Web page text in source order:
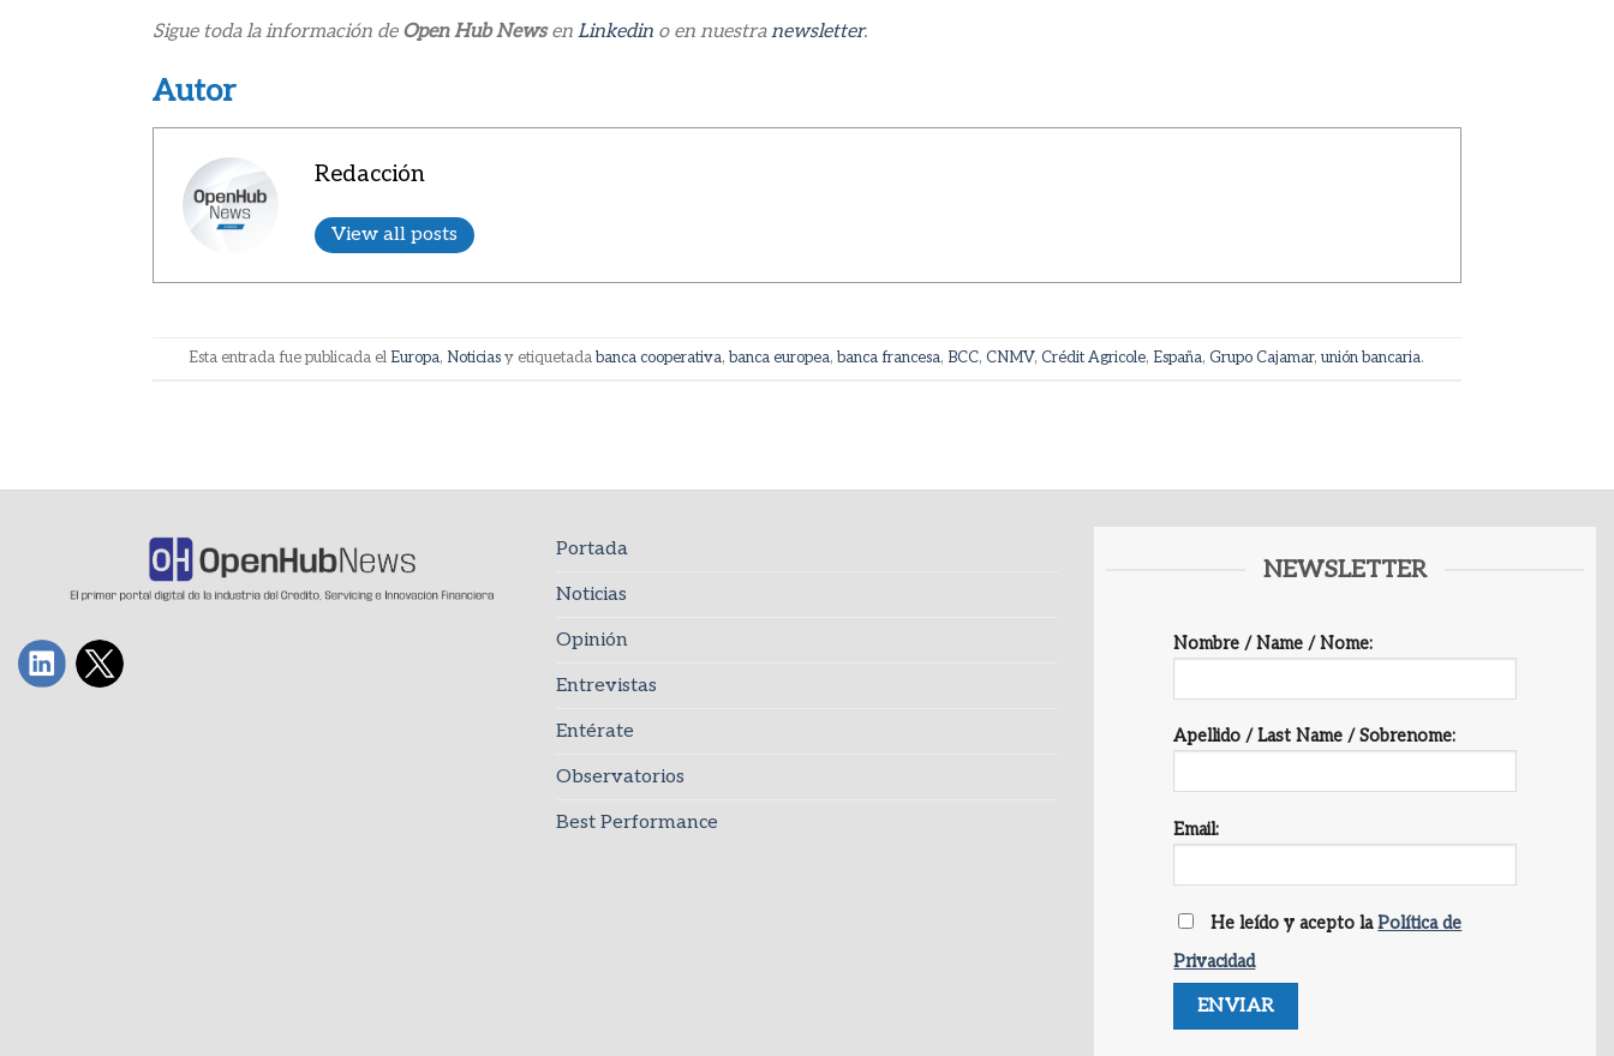
Sigue toda la información de Open Hub Newsen Linkedin o en nuestranewsletter.
Autor
Redacción
View all posts
Esta entrada fue publicada el Europa, Noticiasy etiquetadabanca cooperativa,banca europea,banca francesa, BCC,CNMV,Crédit Agricole, España,Grupo Cajamar,unión bancaria.
Portada
Noticias
Opinión
Entrevistas
Entérate
Observatorios
Best Performance
NEWSLETTER
Nombre / Name / Nome:
Apellido / Last Name / Sobrenome:
Email:
He leído y acepto laPolítica de
Privacidad